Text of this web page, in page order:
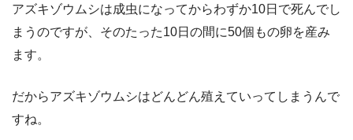
アズキゾウムシは成虫になってからわずか10日で死んでし
まうのですが、そのたった10日の間に50個もの卵を産み
ます。
だからアズキゾウムシはどんどん殖えていってしまうんで
すね。